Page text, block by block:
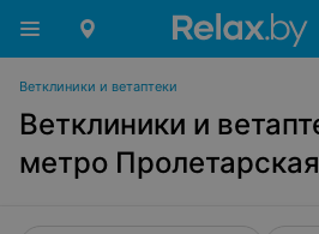
Ветклиники и ветаптеки
Ветклиники и
метро